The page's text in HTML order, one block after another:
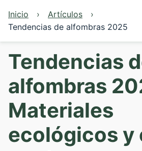
Inicio
Artículos
Tendencias de alfombras 2025
Tendencias
alfombras
Materiales
ecológicos y